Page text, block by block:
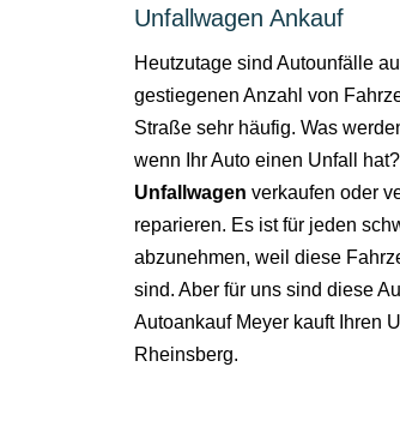
Unfallwagen Ankauf
Heutzutage sind Autounfälle
gestiegenen Anzahl von
Straße sehr häufig. Was
wenn Ihr Auto einen Unfall
Unfallwagen verkaufen oder
reparieren. Es ist für jeden
abzunehmen, weil diese
sind. Aber für uns sind diese
Autoankauf Meyer kauft Ihren
Rheinsberg.